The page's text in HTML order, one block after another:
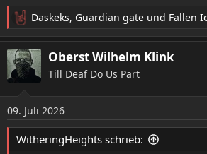
R
e
a
k
t
n
e
n
Daskeks, Guardian gate und Fallen
Oberst Wilhelm Klink
Till Deaf Do Us Part
09. Juli 2026
WitheringHeights schrieb: